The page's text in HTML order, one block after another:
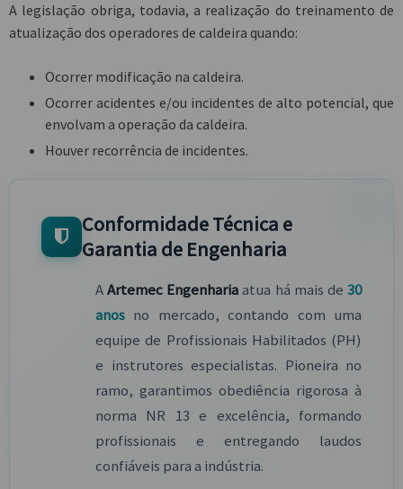
A legislação obriga, todavia, a realização do treinamento de
atualização dos operadores de caldeira quando:
Ocorrer modificação na caldeira.
Ocorrer acidentes e/ou incidentes de alto potencial, que
envolvam a operação da caldeira.
Houver recorrência de incidentes.
Conformidade Técnica e
Garantia de Engenharia
AArtemec Engenhariaatua há mais de30
anos no mercado, contando com uma
equipe de Profissionais Habilitados (PH)
e instrutores especialistas. Pioneira no
ramo, garantimos obediência rigorosa à
norma NR 13 e excelência, formando
profissionais e entregando laudos
confiáveis para a indústria.